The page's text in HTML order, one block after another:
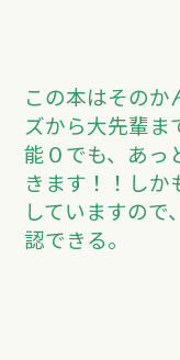
この本はそのか
ズから大先輩
能０でも、あっ
きます！！し
していますの
認できる。